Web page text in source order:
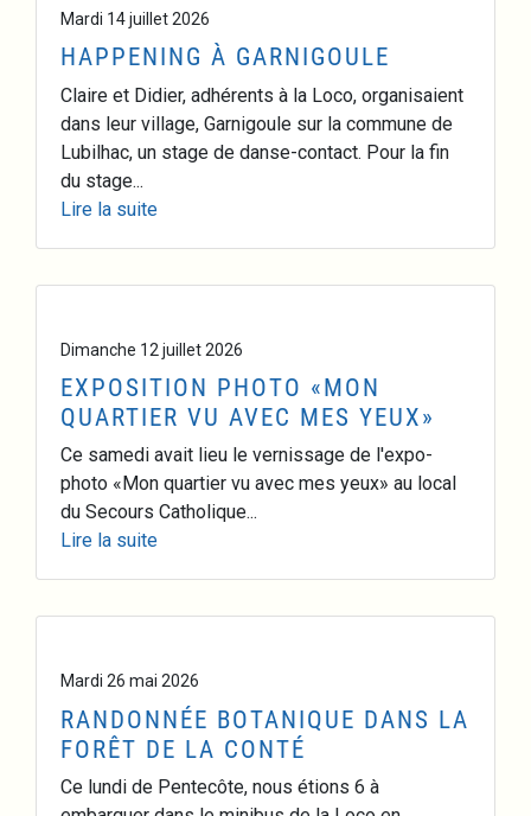
Mardi 14 juillet 2026
HAPPENING À GARNIGOULE
Claire et Didier, adhérents à la Loco, organisaient
dans leur village, Garnigoule sur la commune de
Lubilhac, un stage de danse-contact. Pour la fin
du stage...
Lire la suite
Dimanche 12 juillet 2026
EXPOSITION PHOTO «MON
QUARTIER VU AVEC MES YEUX»
Ce samedi avait lieu le vernissage de l'expo-
photo «Mon quartier vu avec mes yeux» au local
du Secours Catholique...
Lire la suite
Mardi 26 mai 2026
RANDONNÉE BOTANIQUE DANS LA
FORÊT DE LA CONTÉ
Ce lundi de Pentecôte, nous étions 6 à